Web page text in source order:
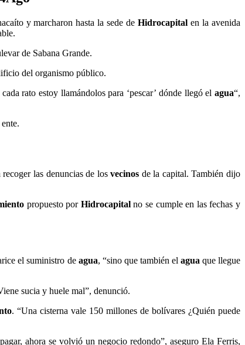
y marcharon hasta la sede deHidrocapital en la avenida
de Sabana Grande.
del organismo público.
rato estoy llamándolos para ‘pescar’ dónde llegó elagua“,
las denuncias de losvecinos de la capital. También dijo
propuesto por Hidrocapitalno se cumple en las fechas y
el suministro de agua, “sino que también el agua que llegue
sucia y huele mal”, denunció.
. “Una cisterna vale 150 millones de bolívares ¿Quién puede
ahora se volvió un negocio redondo”, aseguro Ela Ferris,